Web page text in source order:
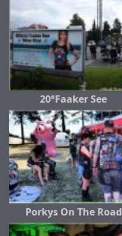
20°Faaker See
Porkys On The Road